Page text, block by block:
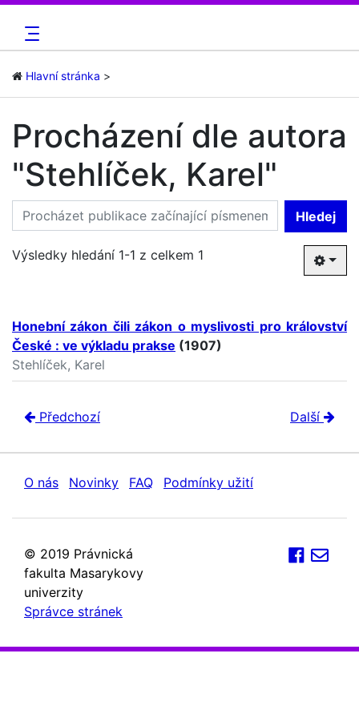
Hlavní stránka
Procházení dle autora
"Stehlíček, Karel"
Hledej
Výsledky hledání 1-1 z celkem 1
Honební zákon čili zákon o myslivosti pro království
České : ve výkladu prakse (1907)
Stehlíček, Karel
Předchozí Další
O nás Novinky FAQ Podmínky užití
© 2019 Právnická
fakulta Masarykovy
univerzity
Správce stránek